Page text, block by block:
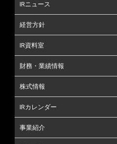
IRニュース
経営方針
IR資料室
財務・業績情報
株式情報
IRカレンダー
事業紹介